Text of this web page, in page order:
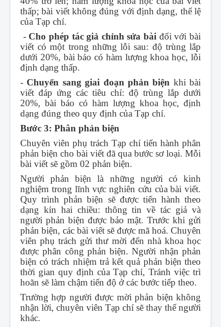
thấp; bài viết không đúng với định dạng, thể lệ
của Tạp chí.
- Cho phép tác giả chỉnh sửa bài đối với bài
viết có một trong những lỗi sau: độ trùng lắp
dưới 20%, bài báo có hàm lượng khoa học, lỗi
định dạng thấp.
- Chuyển sang giai đoạn phản biện khi bài
viết đáp ứng các tiêu chí: độ trùng lắp dưới
20%, bài báo có hàm lượng khoa học, định
dạng đúng theo quy định của Tạp chí.
Bước 3: Phân phản biện
Chuyên viên phụ trách Tạp chí tiến hành phân
phản biện cho bài viết đã qua bước sơ loại. Mỗi
bài viết sẽ gồm 02 phản biện.
Người phản biện là những người có kinh
nghiệm trong lĩnh vực nghiên cứu của bài viết.
Quy trình phản biện sẽ được tiến hành theo
dạng kín hai chiều: thông tin về tác giả và
người phản biện được bảo mật. Trước khi gửi
phản biện, các bài viết sẽ được mã hoá. Chuyên
viên phụ trách gửi thư mời đến nhà khoa học
được phân công phản biện. Người nhận phản
biện có trách nhiệm trả kết quả phản biện theo
thời gian quy định của Tạp chí, Tránh việc trì
hoãn sẽ làm chậm tiến độ ở các bước tiếp theo.
Trường hợp người được mời phản biện không
nhận lời, chuyên viên Tạp chí sẽ thay thế người
khác.